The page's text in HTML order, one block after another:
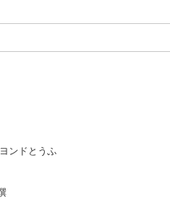
ンドとうふ